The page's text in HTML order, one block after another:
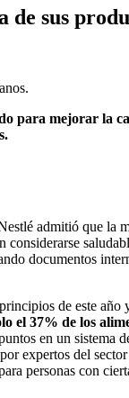
sus
para mejorar la
admitió que la
considerarse
documentos
de este año
el 37% de los
en un sistema
expertos del
personas con